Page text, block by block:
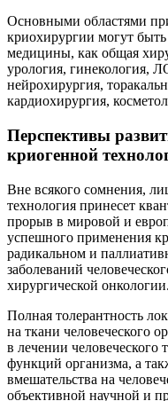
Основными областями
криохирургии могут быть
медицины, как общая
урология, гинекология,
нейрохирургия,
кардиохирургия,
Перспективы
криогенной
Вне всякого сомнения,
технология принесет
прорыв в мировой и
успешного применения
радикальном и
заболеваний
хирургической онкологии.
Полная толерантность
на ткани человеческого
в лечении человеческого
функций организма, а
вмешательства на
объективной научной и